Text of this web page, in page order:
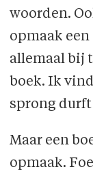
woorden.
opmaak
allemaal bij
boek. Ik
sprong
Maar een
opmaak.